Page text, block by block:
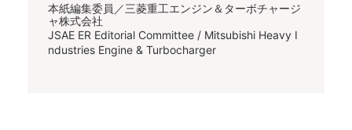
本紙編集委員／三菱重工エンジン＆ターボチャージ
ャ株式会社
JSAE ER Editorial Committee / Mitsubishi Heavy I
ndustries Engine & Turbocharger